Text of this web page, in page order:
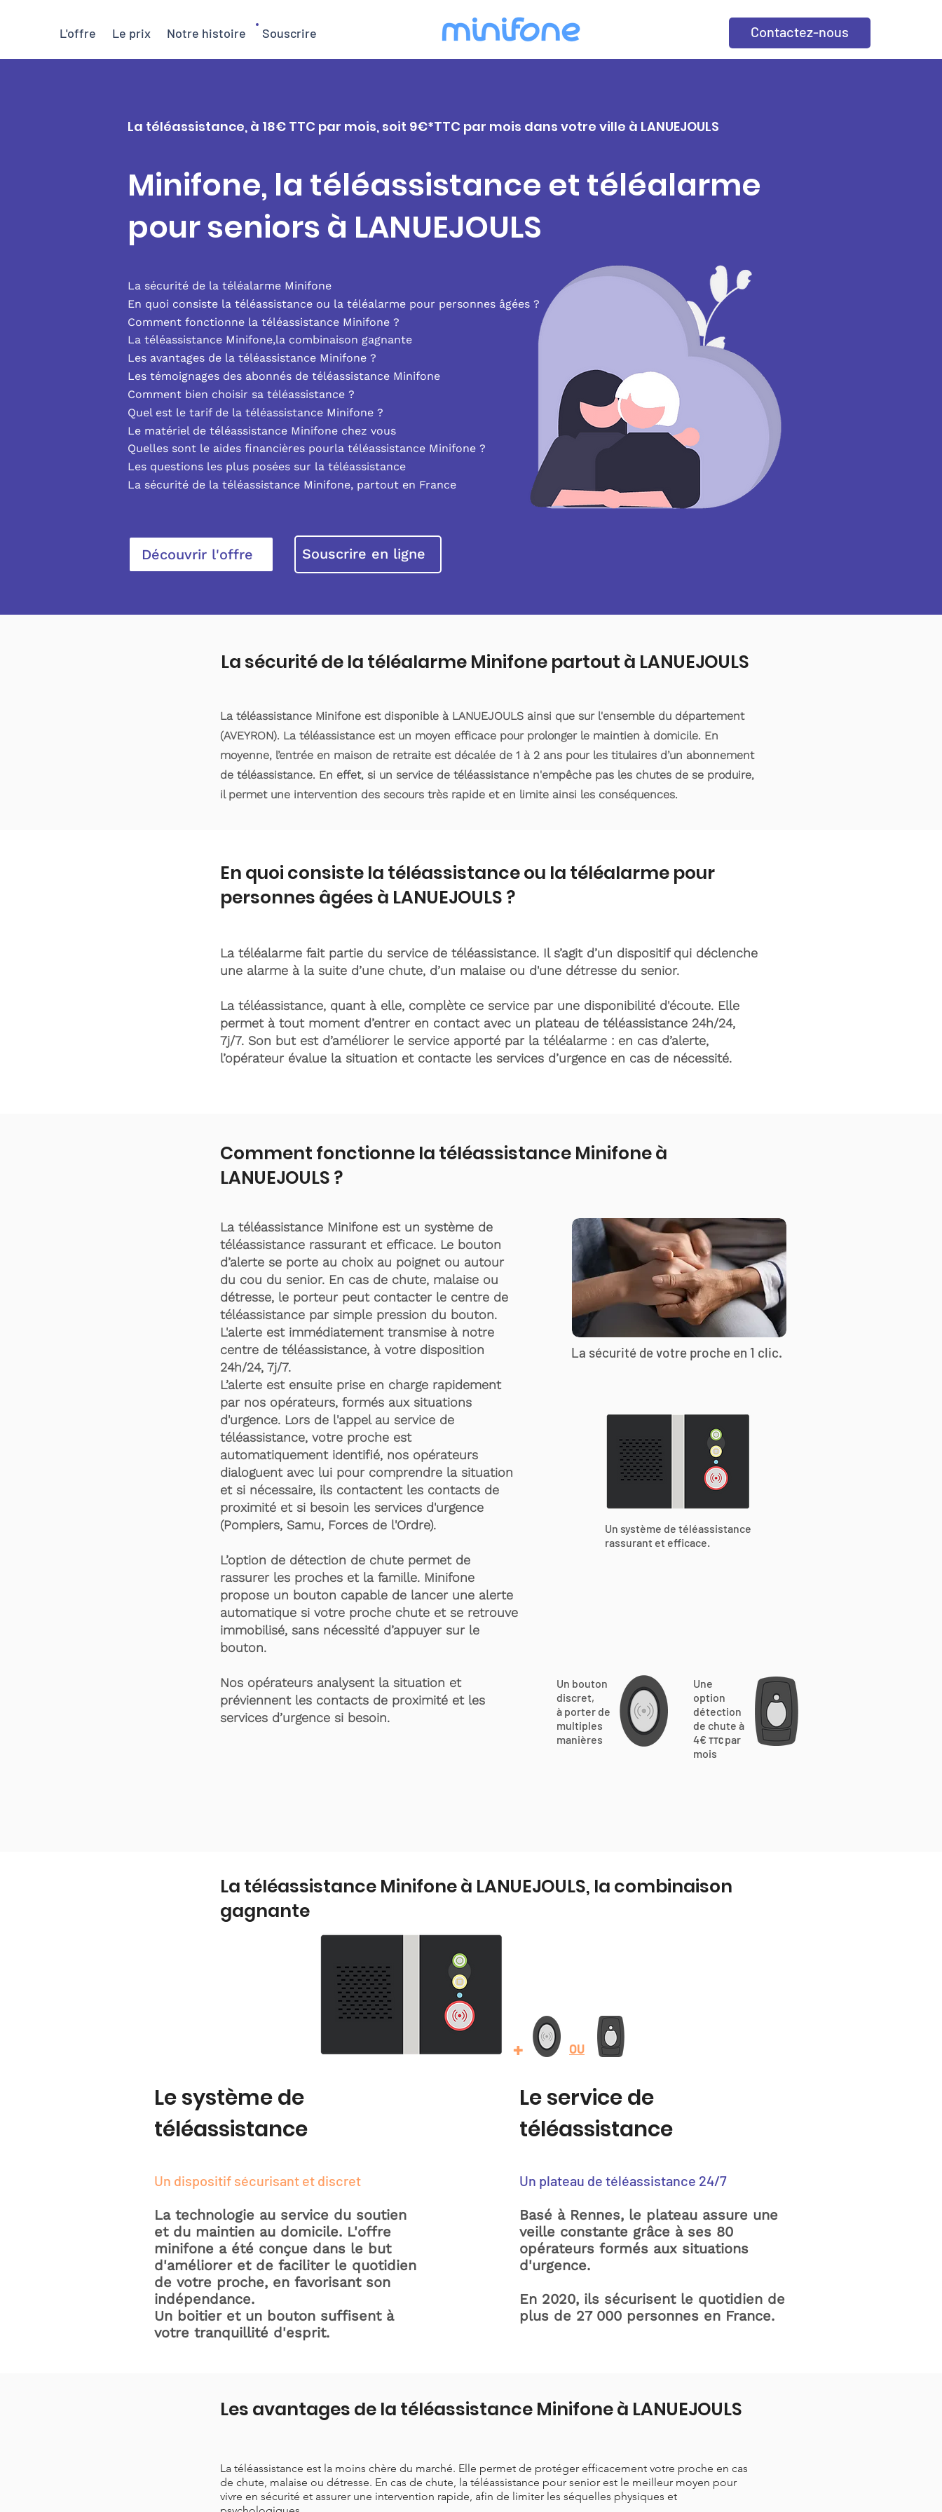
L'offre Le prix Notre histoire Souscrire Contactez-nous
La téléassistance, à 18€ TTC par mois, soit 9€*TTC par mois dans votre ville à LANUEJOULS
Minifone, la téléassistance et téléalarme
pour seniors à LANUEJOULS
La sécurité de la téléalarme Minifone
En quoi consiste la téléassistance ou la téléalarme pour personnes âgées ?
Comment fonctionne la téléassistance Minifone ?
La téléassistance Minifone,la combinaison gagnante
Les avantages de la téléassistance Minifone ?
Les témoignages des abonnés de téléassistance Minifone
Comment bien choisir sa téléassistance ?
Quel est le tarif de la téléassistance Minifone ?
Le matériel de téléassistance Minifone chez vous
Quelles sont le aides financières pourla téléassistance Minifone ?
Les questions les plus posées sur la téléassistance
La sécurité de la téléassistance Minifone, partout en France
Découvrir l'offre Souscrire en ligne
La sécurité de la téléalarme Minifone partout à LANUEJOULS
La téléassistance Minifone est disponible à LANUEJOULS ainsi que sur l'ensemble du département
(AVEYRON). La téléassistance est un moyen efficace pour prolonger le maintien à domicile. En
moyenne, l’entrée en maison de retraite est décalée de 1 à 2 ans pour les titulaires d’un abonnement
de téléassistance. En effet, si un service de téléassistance n'empêche pas les chutes de se produire,
il permet une intervention des secours très rapide et en limite ainsi les conséquences.
En quoi consiste la téléassistance ou la téléalarme pour
personnes âgées à LANUEJOULS ?
La téléalarme fait partie du service de téléassistance. Il s’agit d’un dispositif qui déclenche
une alarme à la suite d’une chute, d’un malaise ou d'une détresse du senior.
La téléassistance, quant à elle, complète ce service par une disponibilité d'écoute. Elle
permet à tout moment d’entrer en contact avec un plateau de téléassistance 24h/24,
7j/7. Son but est d’améliorer le service apporté par la téléalarme : en cas d’alerte,
l’opérateur évalue la situation et contacte les services d’urgence en cas de nécessité.
Comment fonctionne la téléassistance Minifone à
LANUEJOULS ?
La téléassistance Minifone est un système de
téléassistance rassurant et efficace. Le bouton
d’alerte se porte au choix au poignet ou autour
du cou du senior. En cas de chute, malaise ou
détresse, le porteur peut contacter le centre de
téléassistance par simple pression du bouton.
L'alerte est immédiatement transmise à notre
centre de téléassistance, à votre disposition
24h/24, 7j/7.
L’alerte est ensuite prise en charge rapidement
par nos opérateurs, formés aux situations
d'urgence. Lors de l'appel au service de
téléassistance, votre proche est
automatiquement identifié, nos opérateurs
dialoguent avec lui pour comprendre la situation
et si nécessaire, ils contactent les contacts de
proximité et si besoin les services d'urgence
(Pompiers, Samu, Forces de l'Ordre).
L’option de détection de chute permet de
rassurer les proches et la famille. Minifone
propose un bouton capable de lancer une alerte
automatique si votre proche chute et se retrouve
immobilisé, sans nécessité d’appuyer sur le
bouton.
Nos opérateurs analysent la situation et
préviennent les contacts de proximité et les
services d’urgence si besoin.
La sécurité de votre proche en 1 clic.
Un système de téléassistance
rassurant et efficace.
Un bouton
discret,
à porter de
multiples
manières
Une
option
détection
de chute à
4€ TTC par
mois
La téléassistance Minifone à LANUEJOULS, la combinaison
gagnante
Le système de
téléassistance
Un dispositif sécurisant et discret
La technologie au service du soutien
et du maintien au domicile. L'offre
minifone a été conçue dans le but
d'améliorer et de faciliter le quotidien
de votre proche, en favorisant son
indépendance.
Un boitier et un bouton suffisent à
votre tranquillité d'esprit.
+ OU
Le service de
téléassistance
Un plateau de téléassistance 24/7
Basé à Rennes, le plateau assure une
veille constante grâce à ses 80
opérateurs formés aux situations
d'urgence.
En 2020, ils sécurisent le quotidien de
plus de 27 000 personnes en France.
Les avantages de la téléassistance Minifone à LANUEJOULS
La téléassistance est la moins chère du marché. Elle permet de protéger efficacement votre proche en cas
de chute, malaise ou détresse. En cas de chute, la téléassistance pour senior est le meilleur moyen pour
vivre en sécurité et assurer une intervention rapide, afin de limiter les séquelles physiques et